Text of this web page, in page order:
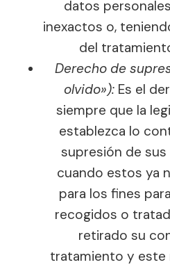
datos
inexactos o,
del
Derecho de
olvido»): Es el
siempre que la
establezca lo
supresión de
cuando estos ya
para los fines
recogidos o
retirado su
tratamiento y